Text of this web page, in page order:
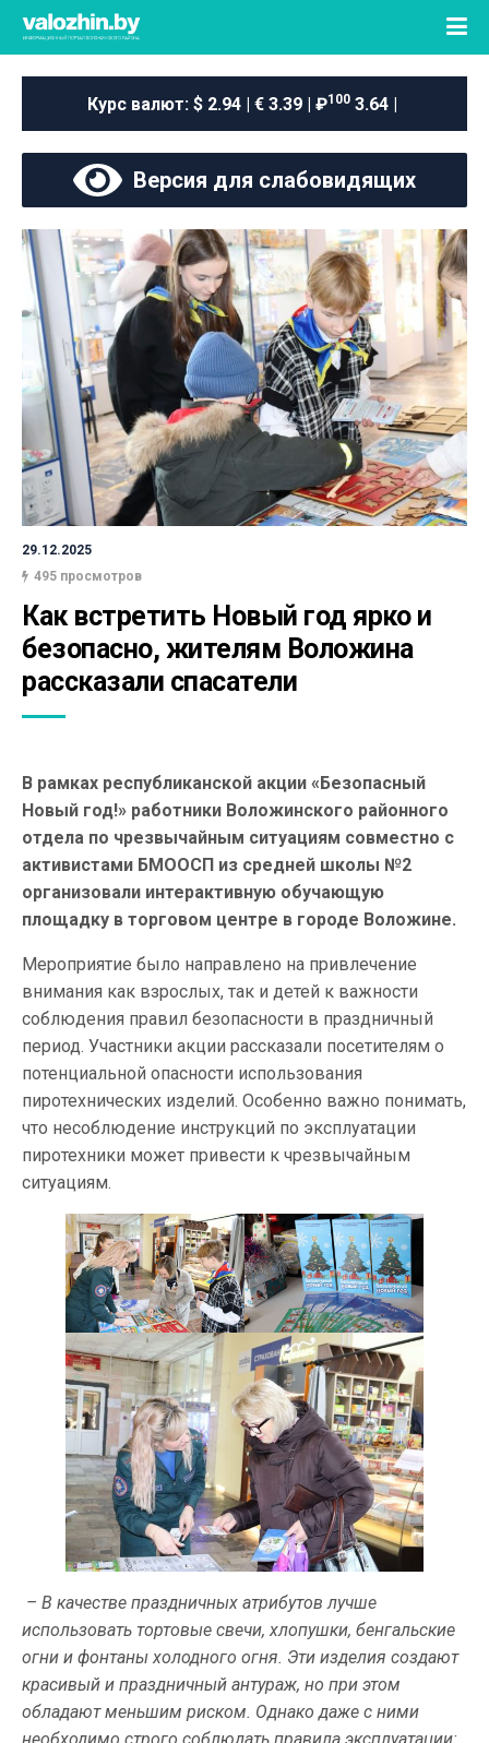
Курс валют: $ 2.94 | € 3.39 | ₽100 3.64 |
Версия для слабовидящих
29.12.2025
495 просмотров
Как встретить Новый год ярко и
безопасно, жителям Воложина
рассказали спасатели
В рамках республиканской акции «Безопасный
Новый год!» работники Воложинского районного
отдела по чрезвычайным ситуациям совместно с
активистами БМООСП из средней школы №2
организовали интерактивную обучающую
площадку в торговом центре в городе Воложине.
Мероприятие было направлено на привлечение
внимания как взрослых, так и детей к важности
соблюдения правил безопасности в праздничный
период. Участники акции рассказали посетителям о
потенциальной опасности использования
пиротехнических изделий. Особенно важно понимать,
что несоблюдение инструкций по эксплуатации
пиротехники может привести к чрезвычайным
ситуациям.
– В качестве праздничных атрибутов лучше
использовать тортовые свечи, хлопушки, бенгальские
огни и фонтаны холодного огня. Эти изделия создают
красивый и праздничный антураж, но при этом
обладают меньшим риском. Однако даже с ними